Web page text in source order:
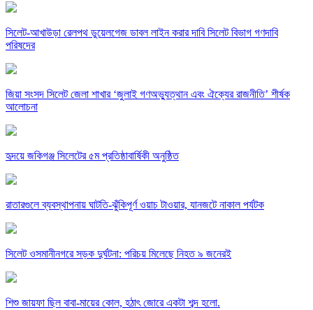
সিলেট-আখাউড়া রেলপথ ডুয়েলগেজ ডাবল লাইন করার দাবি সিলেট বিভাগ গণদাবি
পরিষদের
জিয়া সংসদ সিলেট জেলা শাখার ‘জুলাই গণঅভ্যুত্থান এবং ঐক্যের রাজনীতি’ শীর্ষক
আলোচনা
হৃদয়ে জকিগঞ্জ সিলেটের ৫ম প্রতিষ্ঠাবার্ষিকী অনুষ্ঠিত
রাতারগুলে ব্যবস্থাপনায় ঘাটতি-ঝুঁকিপূর্ণ ওয়াচ টাওয়ার, যানজটে নাকাল পর্যটক
সিলেট ওসমানীনগরে সড়ক দুর্ঘটনা: পরিচয় মিলেছে নিহত ৯ জনেরই
শিশু জায়ফা ছিল বাবা-মায়ের কোল, হঠাৎ জোরে একটা শব্দ হলো.